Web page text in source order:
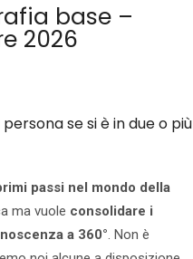
base –
2026
se si è in due o più
passi nel mondo della
ma vuole consolidare i
a 360°. Non è